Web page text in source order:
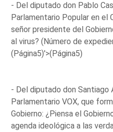
- Del diputado don Pablo
Parlamentario Popular en el
señor presidente del
al virus? (Número de
(Página5)'>(Página5)
- Del diputado don Santiago
Parlamentario VOX, que
Gobierno: ¿Piensa el
agenda ideológica a las